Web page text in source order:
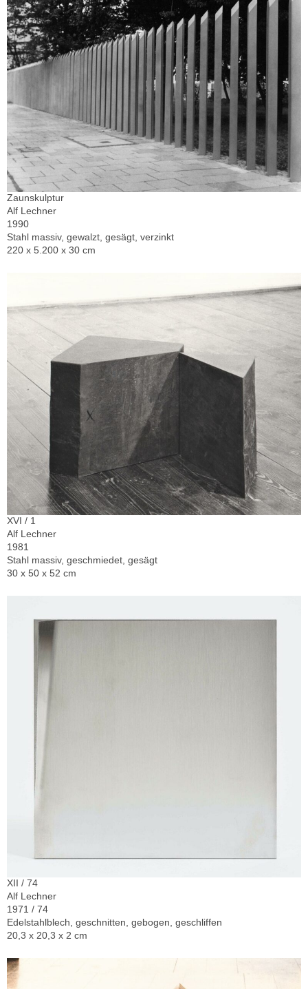
Zaunskulptur
Alf Lechner
1990
Stahl massiv, gewalzt, gesägt, verzinkt
220 x 5.200 x 30 cm
XVI / 1
Alf Lechner
1981
Stahl massiv, geschmiedet, gesägt
30 x 50 x 52 cm
XII / 74
Alf Lechner
1971 / 74
Edelstahlblech, geschnitten, gebogen, geschliffen
20,3 x 20,3 x 2 cm